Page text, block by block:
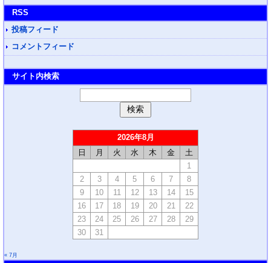
RSS
投稿フィード
コメントフィード
サイト内検索
2026年8月
日 月 火 水 木 金
土
1
2
3 4 5 6 7
8
9
10 11 12 13 14
15
16
17 18 19 20 21
22
23
24 25 26 27 28
29
30
31
« 7月